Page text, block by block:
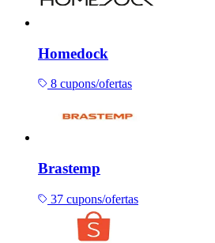
Homedock
8 cupons/ofertas
Brastemp
37 cupons/ofertas